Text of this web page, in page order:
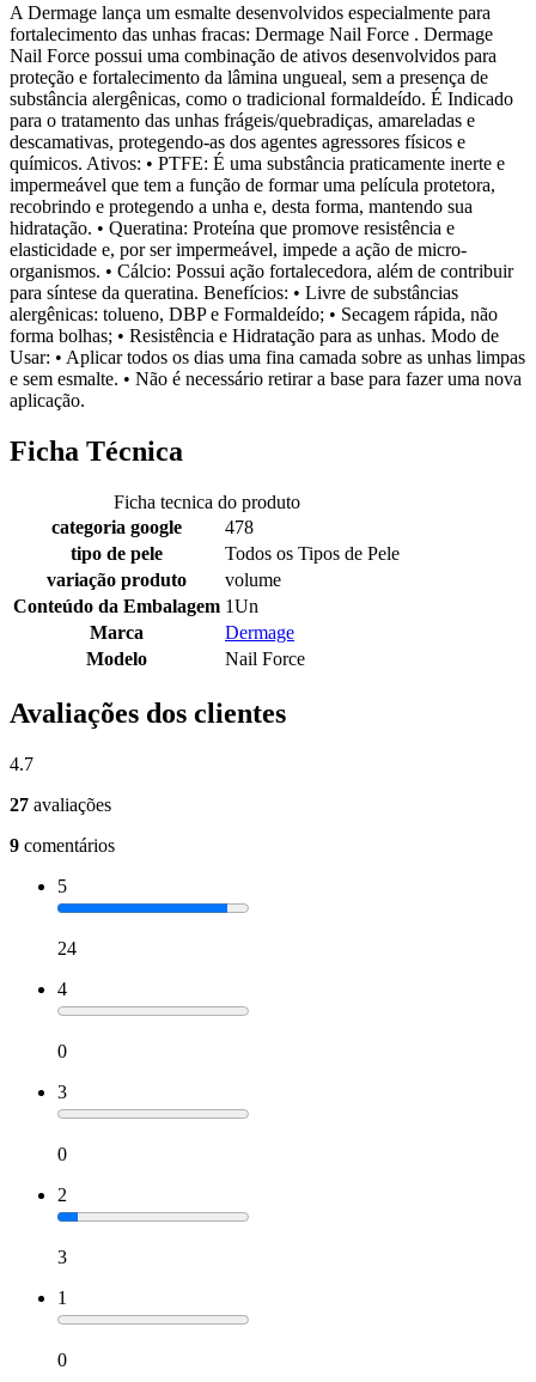
A Dermage lança um esmalte desenvolvidos especialmente para
fortalecimento das unhas fracas: Dermage Nail Force . Dermage
Nail Force possui uma combinação de ativos desenvolvidos para
proteção e fortalecimento da lâmina ungueal, sem a presença de
substância alergênicas, como o tradicional formaldeído. É Indicado
para o tratamento das unhas frágeis/quebradiças, amareladas e
descamativas, protegendo-as dos agentes agressores físicos e
químicos. Ativos: • PTFE: É uma substância praticamente inerte e
impermeável que tem a função de formar uma película protetora,
recobrindo e protegendo a unha e, desta forma, mantendo sua
hidratação. • Queratina: Proteína que promove resistência e
elasticidade e, por ser impermeável, impede a ação de micro-
organismos. • Cálcio: Possui ação fortalecedora, além de contribuir
para síntese da queratina. Benefícios: • Livre de substâncias
alergênicas: tolueno, DBP e Formaldeído; • Secagem rápida, não
forma bolhas; • Resistência e Hidratação para as unhas. Modo de
Usar: • Aplicar todos os dias uma fina camada sobre as unhas limpas
e sem esmalte. • Não é necessário retirar a base para fazer uma nova
aplicação.
Ficha Técnica
Ficha tecnica do produto
categoria google
478
tipo de pele
Todos os Tipos de Pele
variação produto
volume
Conteúdo da Embalagem 1Un
Marca
Dermage
Modelo
Nail Force
Avaliações dos clientes
4.7
27 avaliações
9 comentários
5
24
4
0
3
0
2
3
1
0